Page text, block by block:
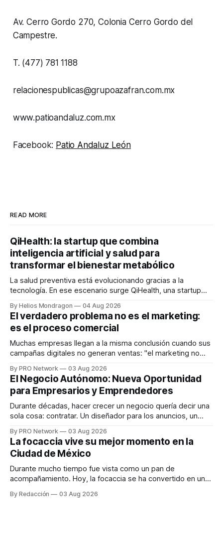
Av. Cerro Gordo 270, Colonia Cerro Gordo del
Campestre.
T. (477) 781 1188
relacionespublicas@grupoazafran.com.mx
www.patioandaluz.com.mx
Facebook: Patio Andaluz León
READ MORE
QiHealth: la startup que combina
inteligencia artificial y salud para
transformar el bienestar metabólico
La salud preventiva está evolucionando gracias a la
tecnología. En ese escenario surge QiHealth, una startup
dispositivos inteligentes, inteligencia artificial y monitoreo
en tiempo real para ayudar a las personas a tomar mejores
decisiones sobre su salud metabólica. Su propuesta busca
responder
By Helios Mondragon 04 Aug 2026
El verdadero problema no es el marketing:
es el proceso comercial
Muchas empresas llegan a la misma conclusión cuando sus
campañas digitales no generan ventas: "el marketing no
INTERIUS, el problema suele estar en otro lugar. Durante
una entrevista para el podcast SER PRO, el especialista en
marketing digital explicó que
By PRO Network 03 Aug 2026
El Negocio Autónomo: Nueva Oportunidad
para Empresarios y Emprendedores
Durante décadas, hacer crecer un negocio quería decir una
sola cosa: contratar. Un diseñador para los anuncios, un
para los textos, alguien que supiera de publicidad digital
para encontrar prospectos, un vendedor para atender
llamadas y mensajes, y —con suerte— una persona
By PRO Network 03 Aug 2026
La focaccia vive su mejor momento en la
Ciudad de México
Durante mucho tiempo fue vista como un pan de
acompañamiento. Hoy, la focaccia se ha convertido en uno
artesanal, ingredientes de calidad y experiencias que
By Redacción 03 Aug 2026